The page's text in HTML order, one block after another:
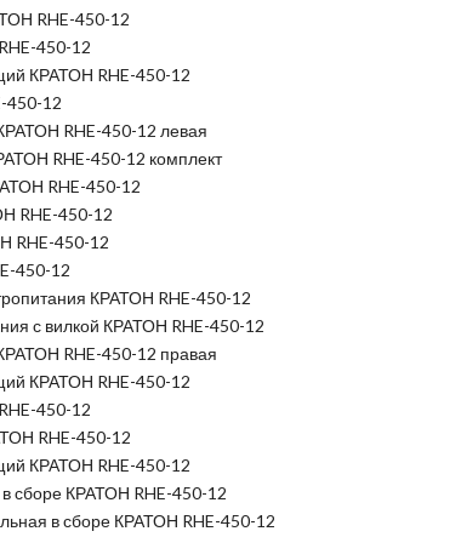
RHE-450-12
450-12
КРАТОН RHE-450-12
450-12
RHE-450-12 левая
RHE-450-12 комплект
RHE-450-12
RHE-450-12
RHE-450-12
450-12
КРАТОН RHE-450-12
с вилкой КРАТОН RHE-450-12
RHE-450-12 правая
КРАТОН RHE-450-12
450-12
RHE-450-12
КРАТОН RHE-450-12
сборе КРАТОН RHE-450-12
в сборе КРАТОН RHE-450-12